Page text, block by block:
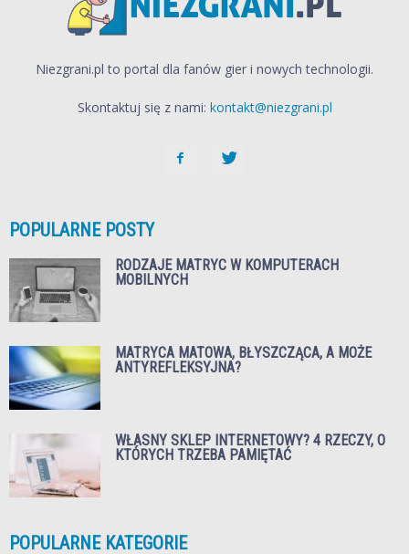
Niezgrani.pl to portal dla fanów gier i nowych technologii.
Skontaktuj się z nami: kontakt@niezgrani.pl
POPULARNE POSTY
RODZAJE MATRYC W KOMPUTERACH
MOBILNYCH
MATRYCA MATOWA, BŁYSZCZĄCA, A MOŻE
ANTYREFLEKSYJNA?
WŁASNY SKLEP INTERNETOWY? 4 RZECZY, O
KTÓRYCH TRZEBA PAMIĘTAĆ
POPULARNE KATEGORIE